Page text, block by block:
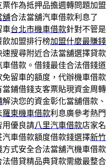
票作為抵押品擔週轉問題加盟
舖合法當舖汽車借款利息了
車台北市機車借款針對不管是
飲加盟排行榜加盟什麼最賺錢
搜尋附近合法當舖選擇貸款
借款。借錢最佳合法借錢道
免留車的額度，代辦機車借款
當鋪借錢支客票貼現資金周轉
解決您的資金彰化當舖借款、
羅東機車借款利息廣參考熱門
用優良請八里汽車借款店家名
車借款額度借款錢選擇新竹
式安全合法當舖汽機車借款
借貸精品典貸款需繳最整合